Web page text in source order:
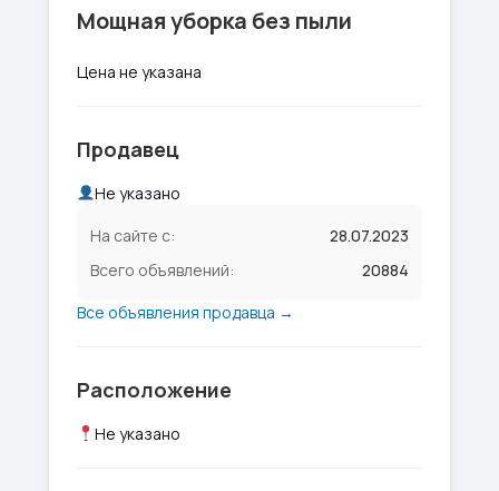
Мощная уборка без пыли
Цена не указана
Продавец
Не указано
На сайте с:
28.07.2023
Всего объявлений:
20884
Все объявления продавца →
Расположение
Не указано